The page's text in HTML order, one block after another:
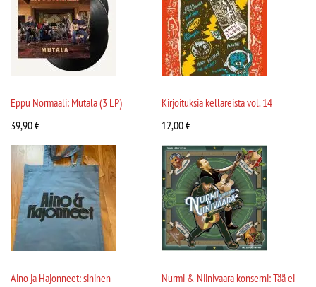
Eppu Normaali: Mutala (3 LP)
39,90€
Kirjoituksia kellareista vol. 14
12,00€
Aino ja Hajonneet: sininen
Nurmi & Niinivaara konserni: Tää ei